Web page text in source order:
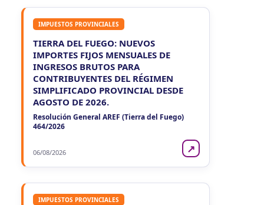
CUIT 0-2-3-…
IMPUESTOS PROVINCIALES
TIERRA DEL FUEGO: NUEVOS
IMPORTES FIJOS MENSUALES DE
INGRESOS BRUTOS PARA
CONTRIBUYENTES DEL RÉGIMEN
SIMPLIFICADO PROVINCIAL DESDE
AGOSTO DE 2026.
Resolución General AREF (Tierra del Fuego)
464/2026
06/08/2026 ↗
IMPUESTOS PROVINCIALES